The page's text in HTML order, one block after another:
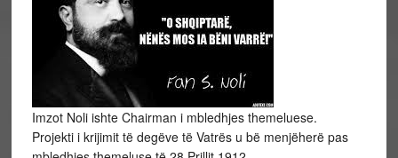
Imzot Noli ishte Chairman i mbledhjes themeluese.
Projekti i krijimit të degëve të Vatrës u bë menjëherë pas